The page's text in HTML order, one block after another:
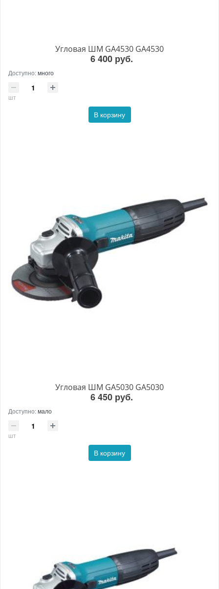
Угловая ШМ GA4530 GA4530
6 400 руб.
Доступно:много
шт
В корзину
Угловая ШМ GA5030 GA5030
6 450 руб.
Доступно:мало
шт
В корзину